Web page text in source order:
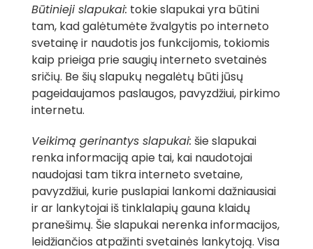
Būtinieji slapukai: tokie slapukai yra būtini
tam, kad galėtumėte žvalgytis po interneto
svetainę ir naudotis jos funkcijomis, tokiomis
kaip prieiga prie saugių interneto svetainės
sričių. Be šių slapukų negalėtų būti jūsų
pageidaujamos paslaugos, pavyzdžiui, pirkimo
internetu.
Veikimą gerinantys slapukai: šie slapukai
renka informaciją apie tai, kai naudotojai
naudojasi tam tikra interneto svetaine,
pavyzdžiui, kurie puslapiai lankomi dažniausiai
ir ar lankytojai iš tinklalapių gauna klaidų
pranešimų. Šie slapukai nerenka informacijos,
leidžiančios atpažinti svetainės lankytoją. Visa